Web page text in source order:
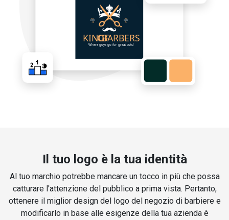
Il tuo logo è la tua identità
Al tuo marchio potrebbe mancare un tocco in più che possa
catturare l'attenzione del pubblico a prima vista. Pertanto,
ottenere il miglior design del logo del negozio di barbiere e
modificarlo in base alle esigenze della tua azienda è